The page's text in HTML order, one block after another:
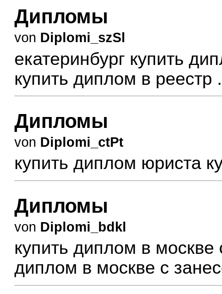
Дипломы
von Diplomi_szSl
екатеринбург купить
купить диплом в реестр .
Дипломы
von Diplomi_ctPt
купить диплом юриста
Дипломы
von Diplomi_bdkl
купить диплом в
диплом в москве с